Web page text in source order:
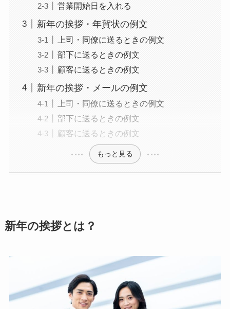
営業開始日を入れる
新年の挨拶・年賀状の例文
上司・同僚に送るときの例文
部下に送るときの例文
顧客に送るときの例文
新年の挨拶・メールの例文
上司・同僚に送るときの例文
部下に送るときの例文
顧客に送るときの例文
もっと見る
新年の挨拶とは？